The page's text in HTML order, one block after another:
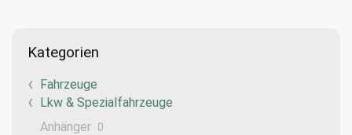
Kategorien
Fahrzeuge
Lkw & Spezialfahrzeuge
Anhänger 0